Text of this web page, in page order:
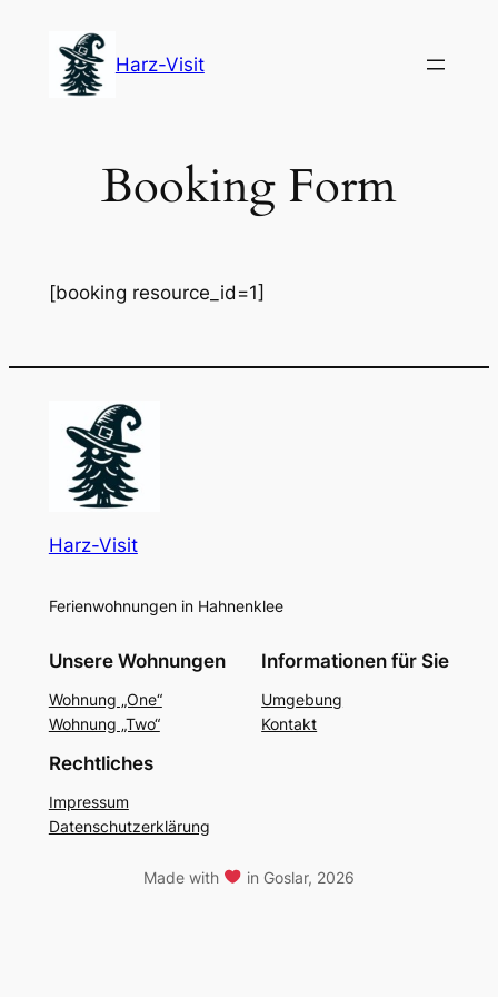
springen
Harz-Visit
Booking Form
[booking resource_id=1]
Harz-Visit
Ferienwohnungen in Hahnenklee
Unsere Wohnungen
Wohnung „One“
Wohnung „Two“
Informationen für Sie
Umgebung
Kontakt
Rechtliches
Impressum
Datenschutzerklärung
Made with in Goslar, 2026